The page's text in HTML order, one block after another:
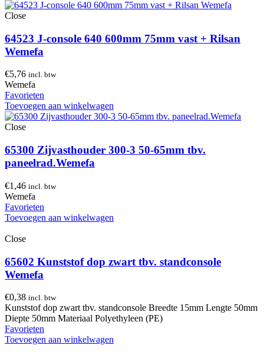
Close
64523 J-console 640 600mm 75mm vast + Rilsan
Wemefa
€5,76 incl. btw
Wemefa
Favorieten
Toevoegen aan winkelwagen
Close
65300 Zijvasthouder 300-3 50-65mm tbv.
paneelrad.Wemefa
€1,46 incl. btw
Wemefa
Favorieten
Toevoegen aan winkelwagen
Close
65602 Kunststof dop zwart tbv. standconsole
Wemefa
€0,38 incl. btw
Kunststof dop zwart tbv. standconsole Breedte 15mm Lengte 50mm
Diepte 50mm Materiaal Polyethyleen (PE)
Favorieten
Toevoegen aan winkelwagen